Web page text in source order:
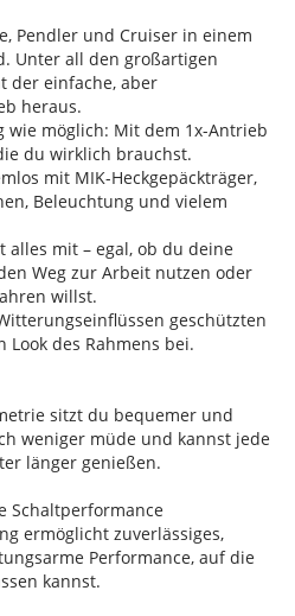
Pendler und Cruiser in einem
Unter all den großartigen
der einfache, aber
heraus.
wie möglich: Mit dem 1x-Antrieb
du wirklich brauchst.
mit MIK-Heckgepäckträger,
Beleuchtung und vielem
alles mit – egal, ob du deine
Weg zur Arbeit nutzen oder
willst.
geschützten
Look des Rahmens bei.
sitzt du bequemer und
weniger müde und kannst jede
länger genießen.
Schaltperformance
ermöglicht zuverlässiges,
Performance, auf die
kannst.